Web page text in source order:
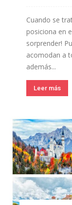
Cuando se
posiciona en
sorprender!
acomodan a
además...
Leer más